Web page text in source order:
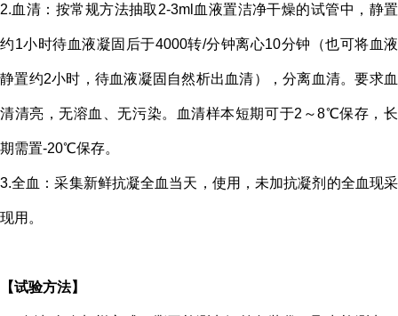
2.血清：按常规方法抽取2-3ml血液置洁净干燥的试管中，静置
约1小时待血液凝固 后于4000转/分钟离心10分钟（也可将血液
静置约2小时，待血液凝固 自然析出血清），分离血清。要求血
清清亮，无溶血、无污染。血清样本短期可于2～8℃保存，长
期需置-20℃保存。
3.全血：采集新鲜抗凝全血当天，使用，未加抗凝剂的全血现采
现用。
【试验方法】